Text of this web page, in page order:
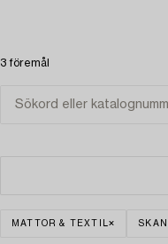
3 föremål
MATTOR & TEXTIL